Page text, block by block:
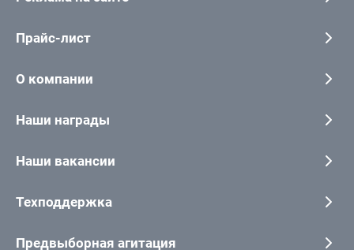
Прайс-лист
О компании
Наши награды
Наши вакансии
Техподдержка
Предвыборная агитация